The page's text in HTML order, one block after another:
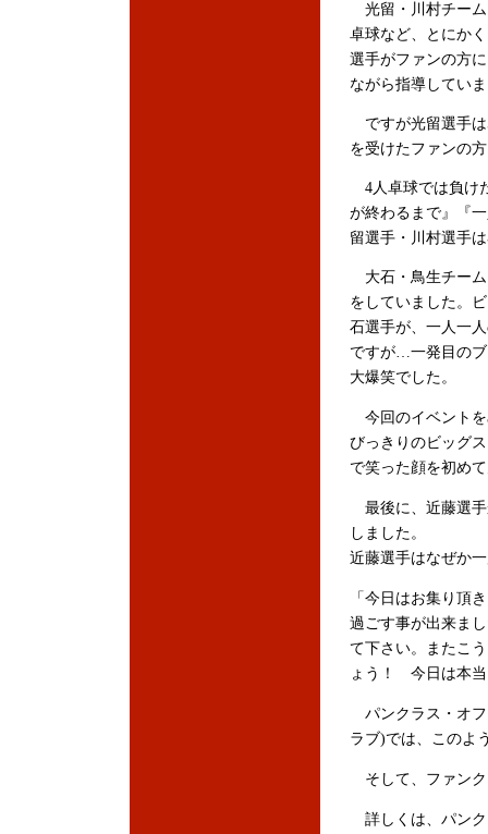
光留・川村チーム
卓球など、とにか
選手がファンの方
ながら指導してい
ですが光留選手
を受けたファンの
4人卓球では負け
が終わるまで』『
留選手・川村選手
大石・鳥生チーム
をしていました。
石選手が、一人一
ですが…一発目の
大爆笑でした。
今回のイベントを
びっきりのビッグ
で笑った顔を初め
最後に、近藤選手
しました。
近藤選手はなぜか
「今日はお集り頂
過ごす事が出来ま
て下さい。またこ
ょう！ 今日は本当
パンクラス・オフ
ラブ)では、このよ
そして、ファン
詳しくは、パンク